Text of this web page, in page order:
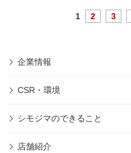
1 2 3
企業情報
CSR・環境
シモジマのできること
店舗紹介